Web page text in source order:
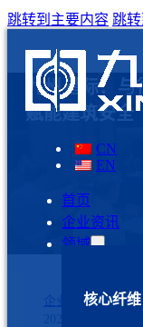
跳转到主要内容 跳
CN
EN
首页
企业资讯
领域
核心纤维
九州星际：
赋能建筑安全
企业资讯
2025年7月10日